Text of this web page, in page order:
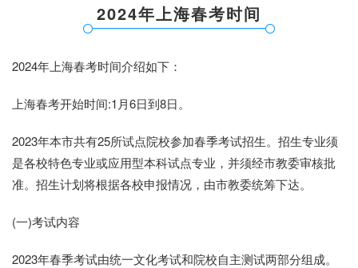
2024年上海春考时间
2024年上海春考时间介绍如下：
上海春考开始时间:1月6日到8日。
2023年本市共有25所试点院校参加春季考试招生。招生专业须
是各校特色专业或应用型本科试点专业，并须经市教委审核批
准。招生计划将根据各校申报情况，由市教委统筹下达。
(一)考试内容
2023年春季考试由统一文化考试和院校自主测试两部分组成。